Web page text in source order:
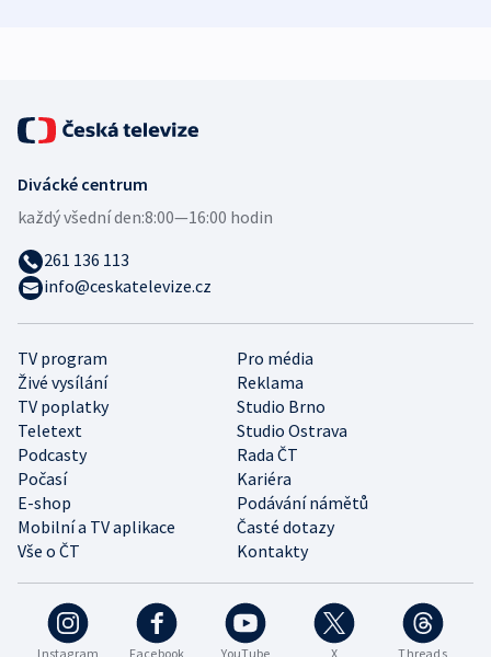
Instagram Facebook YouTube X Threads
TV program
Pro média
Živé vysílání
Reklama
TV poplatky
Studio Brno
Teletext
Studio Ostrava
Podcasty
Rada ČT
Počasí
Kariéra
E-shop
Podávání námětů
Mobilní a TV aplikace
Časté dotazy
Vše o ČT
Kontakty
Divácké centrum
každý všední den:8:00—16:00 hodin
261 136 113
info@ceskatelevize.cz